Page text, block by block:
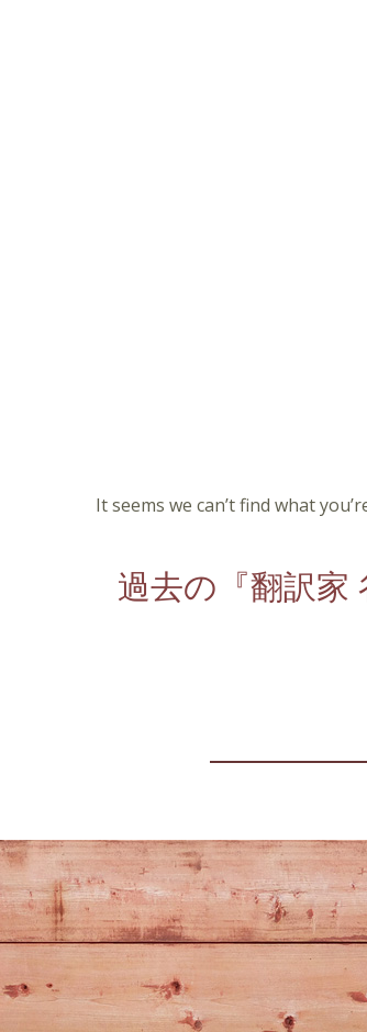
It seems we can’t find what
過去の『翻訳